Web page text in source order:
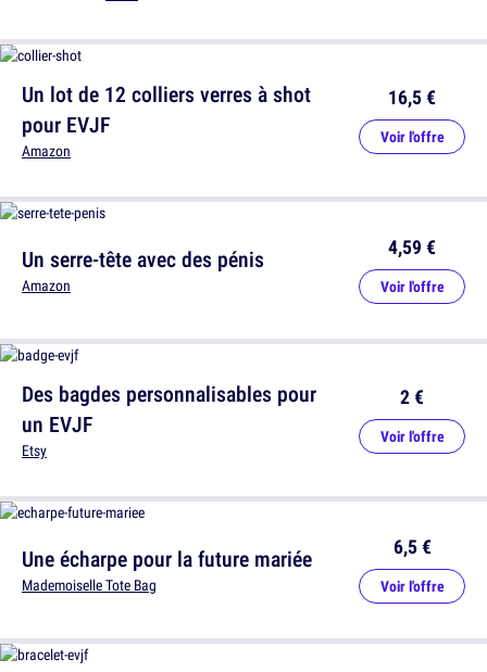
Un serre-tête avec des pénis
Amazon
4,59 €
Voir l'offre
Une écharpe pour la future mariée
Mademoiselle Tote Bag
6,5 €
Voir l'offre
Un lot de 12 colliers verres à shot
pour EVJF
Amazon
16,5 €
Voir l'offre
Des bagdes personnalisables pour
un EVJF
Etsy
2 €
Voir l'offre